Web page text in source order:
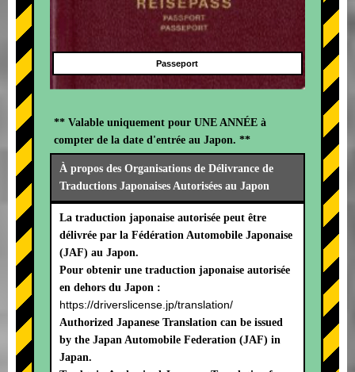
Passeport
** Valable uniquement pour UNE ANNÉE à
compter de la date d'entrée au Japon. **
À propos des Organisations de Délivrance de
Traductions Japonaises Autorisées au Japon
La traduction japonaise autorisée peut être
délivrée par la Fédération Automobile Japonaise
(JAF) au Japon.
Pour obtenir une traduction japonaise autorisée
en dehors du Japon :
https://driverslicense.jp/translation/
Authorized Japanese Translation can be issued
by the Japan Automobile Federation (JAF) in
Japan.